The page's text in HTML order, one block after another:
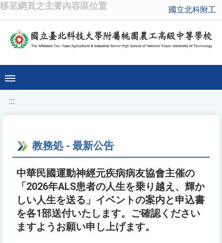
移至網頁之主要內容區位置 國立北科附工
:::
教務処 - 最新公告
中華民國運動神經元疾病病友協會主催の
「2026年ALS患者の人生を乗り越え、輝か
しい人生を送る」イベントの案内と申込書
を各1部送付いたします。ご確認ください
ますようお願い申し上げます。